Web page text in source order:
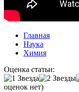
Главная
Наука
Химия
Оценка статьи:
оценок нет)